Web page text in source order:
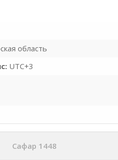
область
UTC+3
Сафар 1448